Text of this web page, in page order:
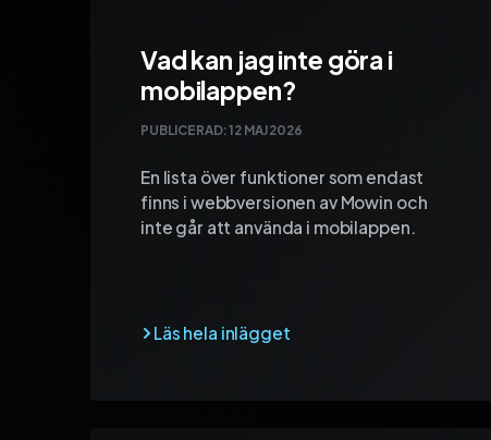
Vad kan jag inte göra i
mobilappen?
PUBLICERAD:12 MAJ 2026
En lista över funktioner som endast
finns i webbversionen av Mowin och
inte går att använda i mobilappen.